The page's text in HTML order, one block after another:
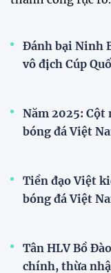
Bóng đá nữ
giải 2026
Đội tuyển